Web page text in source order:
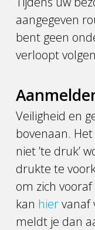
aangegeven
bent geen
verloopt
Veiligheid en
bovenaan.
niet ’te druk’
drukte te
om zich
kan hiervanaf
meldt je dan